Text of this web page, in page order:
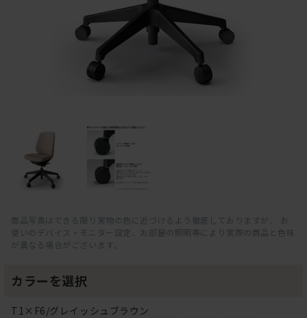
商品写真はできる限り実物の色に近づけるよう徹底しておりますが、 お
使いのデバイス・モニター設定、お部屋の照明等により実際の商品と色味
が異なる場合がございます。
カラーを選択
T1×F6/グレイッシュブラウン